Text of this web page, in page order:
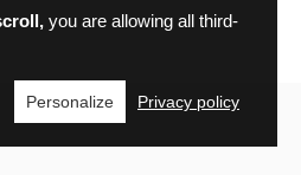
you are allowing all third-
Personalize Privacy policy